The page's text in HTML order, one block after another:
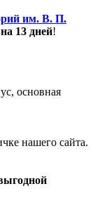
им. В. П.
13 дней!
основная
нашего сайта.